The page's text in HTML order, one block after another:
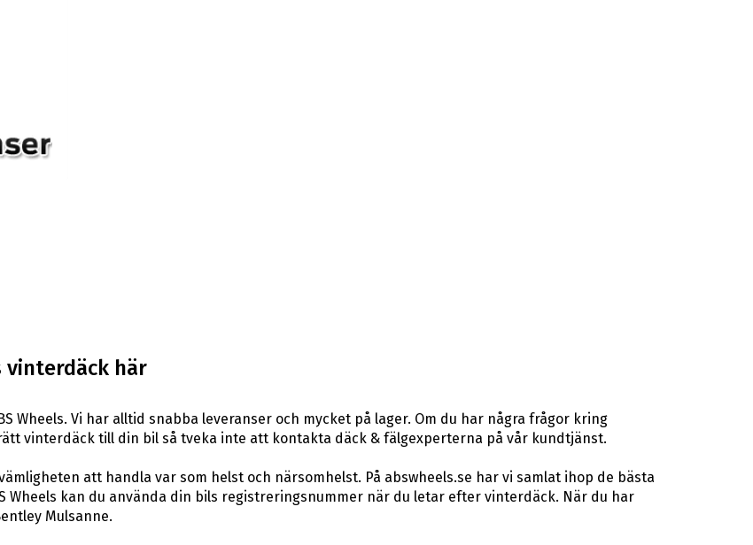
vinterdäck här
Wheels. Vi har alltid snabba leveranser och mycket på lager. Om du har några frågor kring
vinterdäck till din bil så tveka inte att kontakta däck & fälgexperterna på vår kundtjänst.
att handla var som helst och närsomhelst. På abswheels.se har vi samlat ihop de bästa
Wheels kan du använda din bils registreringsnummer när du letar efter vinterdäck. När du har
Mulsanne.